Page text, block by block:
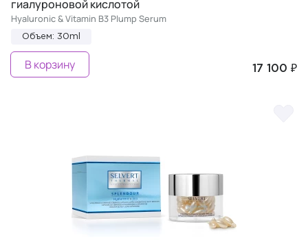
гиалуроновой кислотой
Hyaluronic & Vitamin B3 Plump Serum
Объем: 30ml
17 100 ₽
В корзину